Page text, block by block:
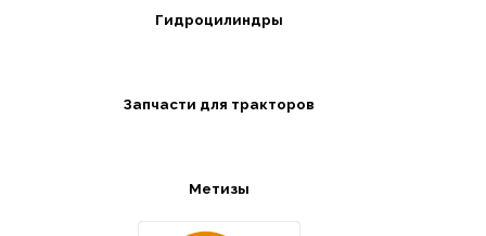
Гидроцилиндры
Запчасти для тракторов
Метизы